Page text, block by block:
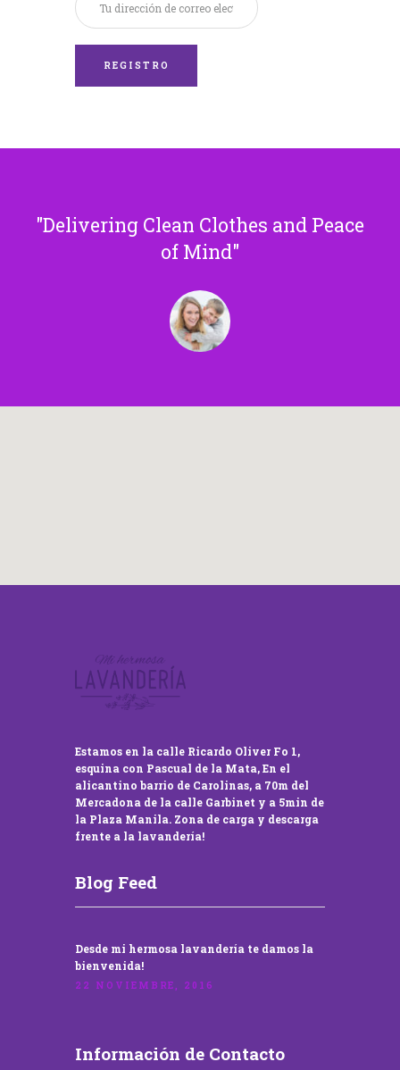
Delivering Clean Clothes and Peace
of Mind
Estamos en la calle Ricardo Oliver Fo 1,
esquina con Pascual de la Mata, En el
alicantino barrio de Carolinas, a 70m del
Mercadona de la calle Garbinet y a 5min de
la Plaza Manila. Zona de carga y descarga
frente a la lavandería!
Blog Feed
Desde mi hermosa lavandería te damos la
bienvenida!
22 NOVIEMBRE, 2016
Información de Contacto